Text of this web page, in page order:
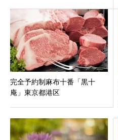
木県小山市萩島
完全予約制麻布十番「黒十
庵」東京都港区